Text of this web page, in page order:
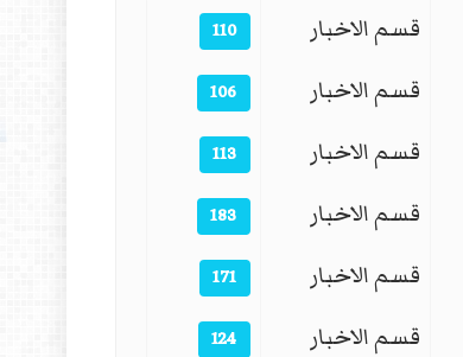
قسم الاخبار 110
قسم الاخبار 106
قسم الاخبار 113
قسم الاخبار 183
قسم الاخبار 171
قسم الاخبار 124